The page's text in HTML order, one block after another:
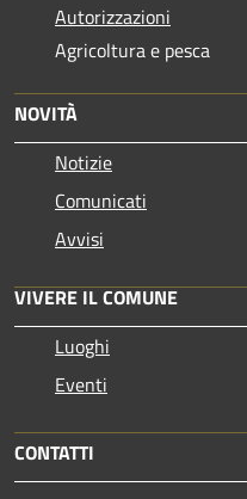
Autorizzazioni
Agricoltura e pesca
NOVITÀ
Notizie
Comunicati
Avvisi
VIVERE IL COMUNE
Luoghi
Eventi
CONTATTI